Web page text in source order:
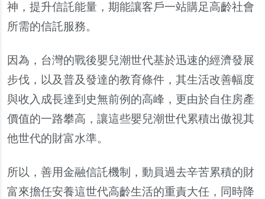
神，提升信託能量，期能讓客戶一站購足高齡社會
所需的信託服務。
因為，台灣的戰後嬰兒潮世代基於迅速的經濟發展
步伐，以及普及發達的教育條件，其生活改善幅度
與收入成長達到史無前例的高峰，更由於自住房產
價值的一路攀高，讓這些嬰兒潮世代累積出傲視其
他世代的財富水準。
所以，善用金融信託機制，動員過去辛苦累積的財
富來擔任安養這世代高齡生活的重責大任，同時降